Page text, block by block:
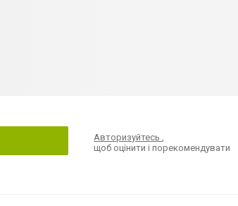
Авторизуйтесь,
щоб оцінити і порекомендувати